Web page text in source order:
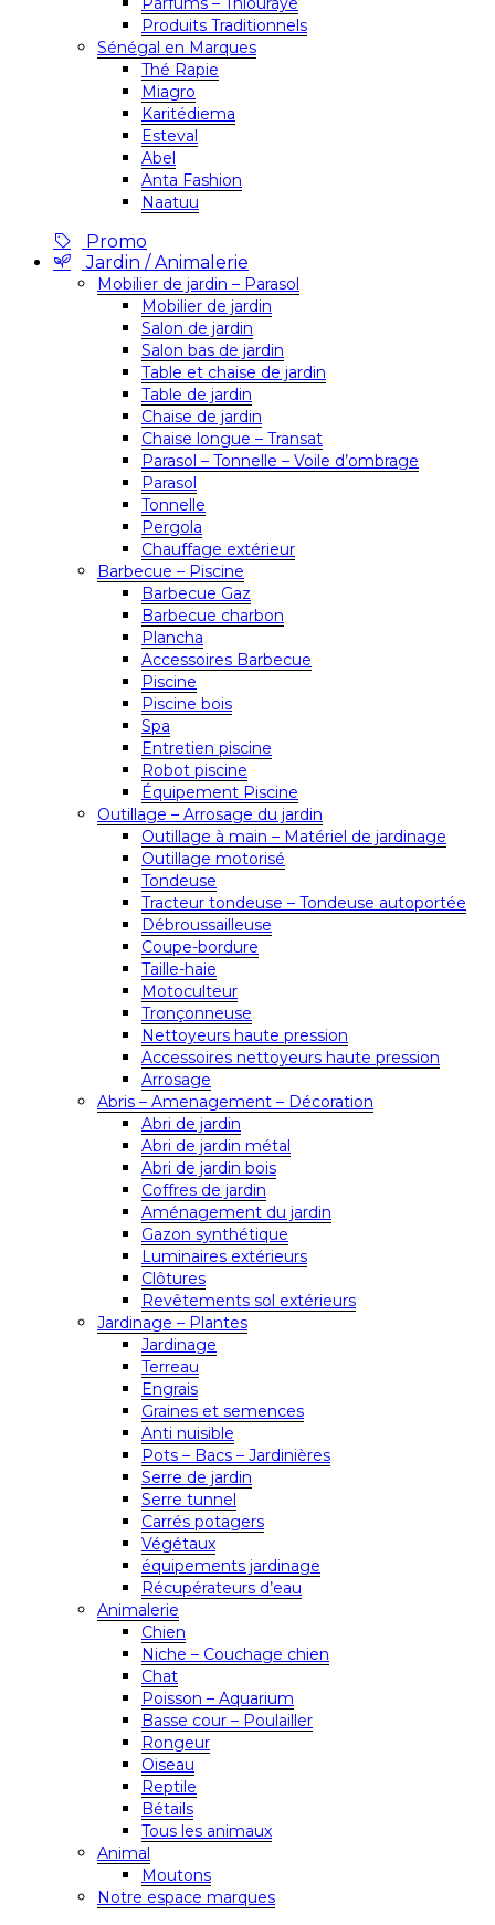
Produits Traditionnels
Sénégal en Marques
Thé Rapie
Miagro
Karitédiema
Esteval
Abel
Anta Fashion
Naatuu
Promo
Jardin / Animalerie
Mobilier de jardin – Parasol
Mobilier de jardin
Salon de jardin
Salon bas de jardin
Table et chaise de jardin
Table de jardin
Chaise de jardin
Chaise longue – Transat
Parasol – Tonnelle – Voile d’ombrage
Parasol
Tonnelle
Pergola
Chauffage extérieur
Barbecue – Piscine
Barbecue Gaz
Barbecue charbon
Plancha
Accessoires Barbecue
Piscine
Piscine bois
Spa
Entretien piscine
Robot piscine
Équipement Piscine
Outillage – Arrosage du jardin
Outillage à main – Matériel de jardinage
Outillage motorisé
Tondeuse
Tracteur tondeuse – Tondeuse autoportée
Débroussailleuse
Coupe-bordure
Taille-haie
Motoculteur
Tronçonneuse
Nettoyeurs haute pression
Accessoires nettoyeurs haute pression
Arrosage
Abris – Amenagement – Décoration
Abri de jardin
Abri de jardin métal
Abri de jardin bois
Coffres de jardin
Aménagement du jardin
Gazon synthétique
Luminaires extérieurs
Clôtures
Revêtements sol extérieurs
Jardinage – Plantes
Jardinage
Terreau
Engrais
Graines et semences
Anti nuisible
Pots – Bacs – Jardinières
Serre de jardin
Serre tunnel
Carrés potagers
Végétaux
équipements jardinage
Récupérateurs d’eau
Animalerie
Chien
Niche – Couchage chien
Chat
Poisson – Aquarium
Basse cour – Poulailler
Rongeur
Oiseau
Reptile
Bétails
Tous les animaux
Animal
Moutons
Notre espace marques